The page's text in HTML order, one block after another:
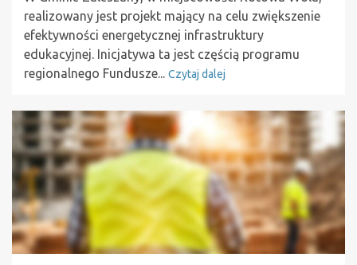
realizowany jest projekt mający na celu zwiększenie
efektywności energetycznej infrastruktury
edukacyjnej. Inicjatywa ta jest częścią programu
regionalnego Fundusze... Czytaj dalej